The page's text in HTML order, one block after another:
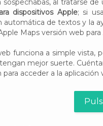
dispositivos Apple; si
automática de textos y la
Maps versión web para
funciona a simple vista,
mejor suerte.
acceder a la aplicación